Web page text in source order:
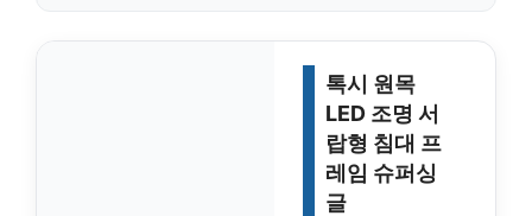
톡시 원목
LED 조명 서
랍형 침대 프
레임 슈퍼싱
글